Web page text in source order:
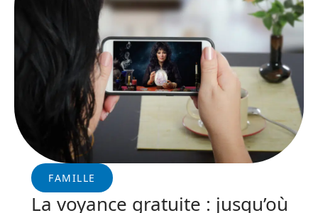
FAMILLE
La voyance gratuite : jusqu’où